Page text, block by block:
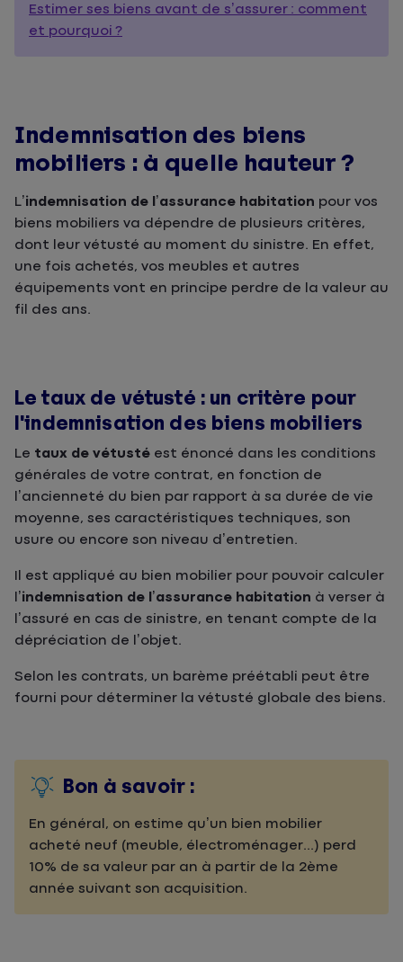
Estimer ses biens avant de s’assurer : comment
et pourquoi ?
Indemnisation des biens
mobiliers : à quelle hauteur ?
L’indemnisation de l’assurance habitation pour vos
biens mobiliers va dépendre de plusieurs critères,
dont leur vétusté au moment du sinistre. En effet,
une fois achetés, vos meubles et autres
équipements vont en principe perdre de la valeur au
fil des ans.
Le taux de vétusté : un critère pour
l'indemnisation des biens mobiliers
Le taux de vétusté est énoncé dans les conditions
générales de votre contrat, en fonction de
l’ancienneté du bien par rapport à sa durée de vie
moyenne, ses caractéristiques techniques, son
usure ou encore son niveau d’entretien.
Il est appliqué au bien mobilier pour pouvoir calculer
l’indemnisation de l’assurance habitation à verser à
l’assuré en cas de sinistre, en tenant compte de la
dépréciation de l’objet.
Selon les contrats, un barème préétabli peut être
fourni pour déterminer la vétusté globale des biens.
Bon à savoir :
En général, on estime qu’un bien mobilier
acheté neuf (meuble, électroménager...) perd
10% de sa valeur par an à partir de la 2ème
année suivant son acquisition.